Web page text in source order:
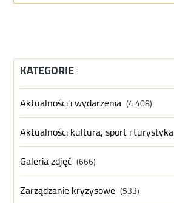
KATEGORIE
Aktualności i wydarzenia (4 408)
Aktualności kultura, sport i turystyka
Galeria zdjęć (666)
Zarządzanie kryzysowe (533)